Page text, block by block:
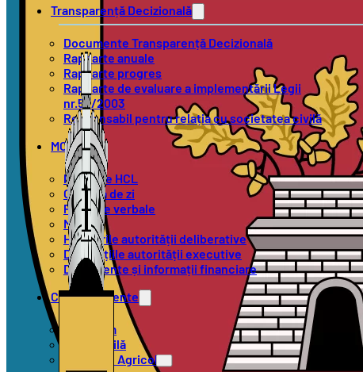
Transparență Decizională
Documente Transparență Decizională
Rapoarte anuale
Rapoarte progres
Rapoarte de evaluare a implementării Legii
nr.52/2003
Responsabil pentru relația cu societatea civilă
MOL
Proiecte HCL
Ordinea de zi
Procese verbale
Minute
Hotărârile autorității deliberative
Dispozițiile autorității executive
Documente și informații financiare
Compartimente
Urbanism
Stare Civilă
Registrul Agricol